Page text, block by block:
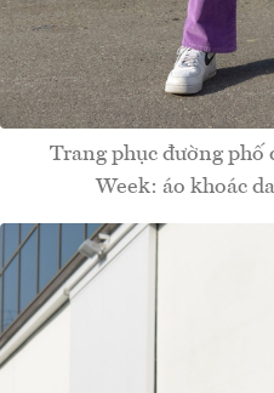
Trang phục đường phố
Week: áo khoác